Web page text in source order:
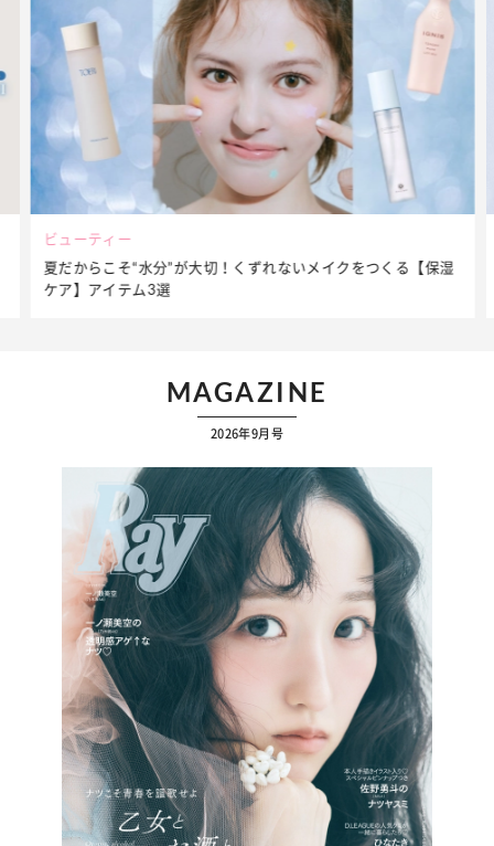
ビューティー
夏だからこそ“水分”が大切！くずれないメイクをつくる【保湿
ケア】アイテム3選
MAGAZINE
2026年9月号